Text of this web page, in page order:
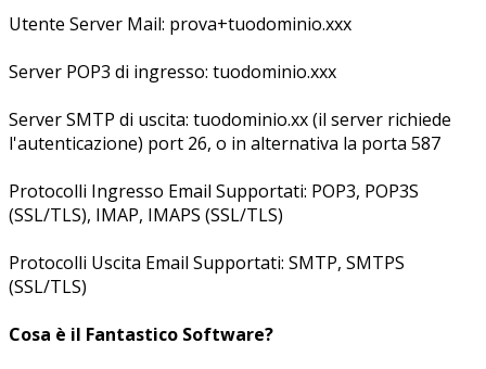
Utente Server Mail: prova+tuodominio.xxx
Server POP3 di ingresso: tuodominio.xxx
Server SMTP di uscita: tuodominio.xx (il server richiede
l'autenticazione) port 26, o in alternativa la porta 587
Protocolli Ingresso Email Supportati: POP3, POP3S
(SSL/TLS), IMAP, IMAPS (SSL/TLS)
Protocolli Uscita Email Supportati: SMTP, SMTPS
(SSL/TLS)
Cosa è il Fantastico Software?